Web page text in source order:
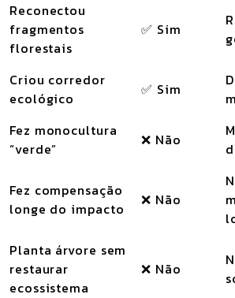
Reconectou
fragmentos
florestais
✅ Sim
Criou corredor
ecológico
✅ Sim
Fez monocultura
“verde”
❌ Não
Fez compensação
longe do impacto
❌ Não
Planta árvore sem
restaurar
ecossistema
❌ Não